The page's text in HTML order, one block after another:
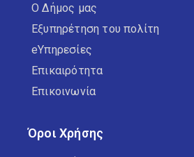
Ο Δήμος μας
Εξυπηρέτηση του πολίτη
eΥπηρεσίες
Επικαιρότητα
Επικοινωνία
Όροι Χρήσης